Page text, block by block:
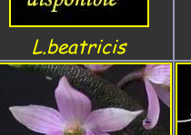
L.beatricis